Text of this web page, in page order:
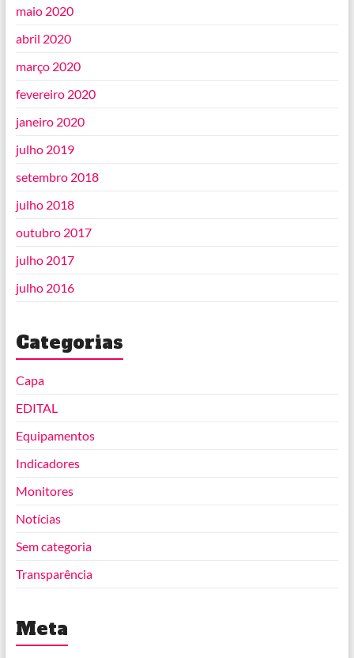
maio 2020
abril 2020
março 2020
fevereiro 2020
janeiro 2020
julho 2019
setembro 2018
julho 2018
outubro 2017
julho 2017
julho 2016
Categorias
Capa
EDITAL
Equipamentos
Indicadores
Monitores
Notícias
Sem categoria
Transparência
Meta